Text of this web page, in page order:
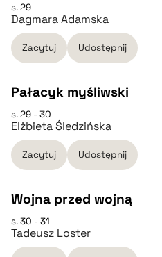
pobierz cytat
CZYSTY TEKST
pobierz cytat
BIBTEX
pobierz cytat
s. 29
Dagmara Adamska
Zacytuj Udostępnij
CZYSTY TEKST
pobierz cytat
BIBTEX
pobierz cytat
Pałacyk myśliwski
s. 29 - 30
Elżbieta Śledzińska
Zacytuj Udostępnij
CZYSTY TEKST
Wojna przed wojną
s. 30 - 31
Tadeusz Loster